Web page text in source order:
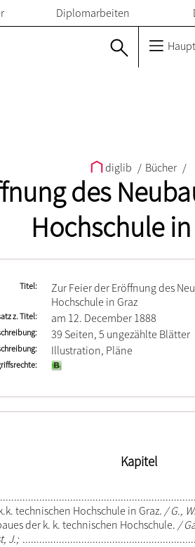
Diplomarbeiten
diglib / Bücher /
des
Hochschule in
Titel
Zur Feier der Eröffnung des
Hochschule in Graz
z. Titel am 12. December 1888
39 Seiten, 5 ungezählte Blätter
Illustration, Pläne
Kapitel
technischen Hochschule in Graz.
G.,
der k. k. technischen Hochschule.
J.;